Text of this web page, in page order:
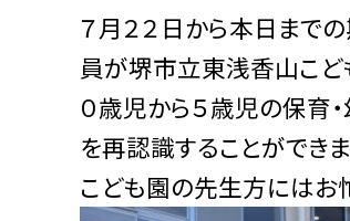
７月２２日から本日まで
員が堺市立東浅香山こど
０歳児から５歳児の保育
を再認識することができ
こども園の先生方にはお